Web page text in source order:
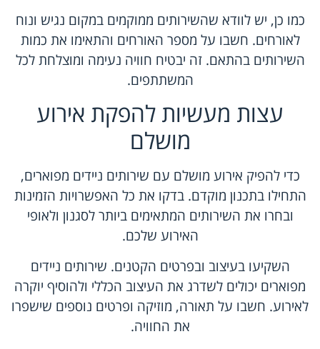
כמו כן, יש לוודא שהשירותים ממוקמים במקום נגיש ונוח
לאורחים. חשבו על מספר האורחים והתאימו את כמות
השירותים בהתאם. זה יבטיח חוויה נעימה ומוצלחת לכל
המשתתפים.
עצות מעשיות להפקת אירוע
מושלם
כדי להפיק אירוע מושלם עם שירותים ניידים מפוארים,
התחילו בתכנון מוקדם. בדקו את כל האפשרויות הזמינות
ובחרו את השירותים המתאימים ביותר לסגנון ולאופי
האירוע שלכם.
השקיעו בעיצוב ובפרטים הקטנים. שירותים ניידים
מפוארים יכולים לשדרג את העיצוב הכללי ולהוסיף יוקרה
לאירוע. חשבו על תאורה, מוזיקה ופרטים נוספים שישפרו
את החוויה.